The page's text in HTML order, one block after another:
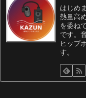
はじめ
熱量高
を委ね
です。
ヒップ
す。